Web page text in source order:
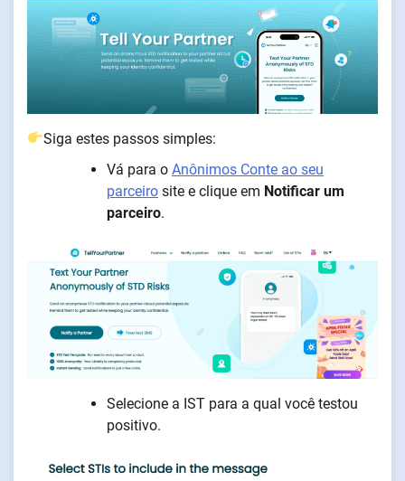
Siga estes passos simples:
Vá para o Anônimos Conte ao seu
parceiro site e clique em Notificar um
parceiro.
Selecione a IST para a qual você testou
positivo.